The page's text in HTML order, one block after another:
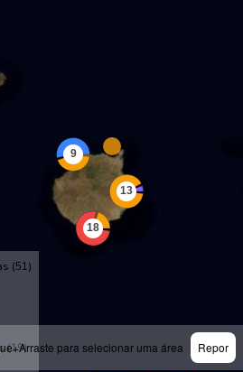
para selecionar uma área Repor
(51)
(19)